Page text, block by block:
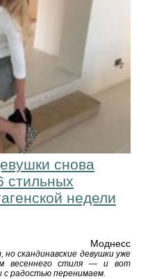
снова
стильных
недели
Моднесс
скандинавские девушки уже
весеннего стиля — и вот
радостью перенимаем.